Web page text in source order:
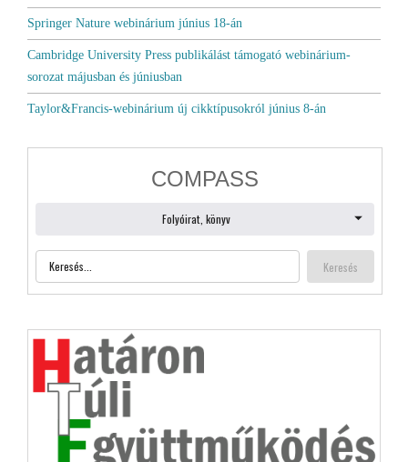
Springer Nature webinárium június 18-án
Cambridge University Press publikálást támogató webinárium-
sorozat májusban és júniusban
Taylor&Francis-webinárium új cikktípusokról június 8-án